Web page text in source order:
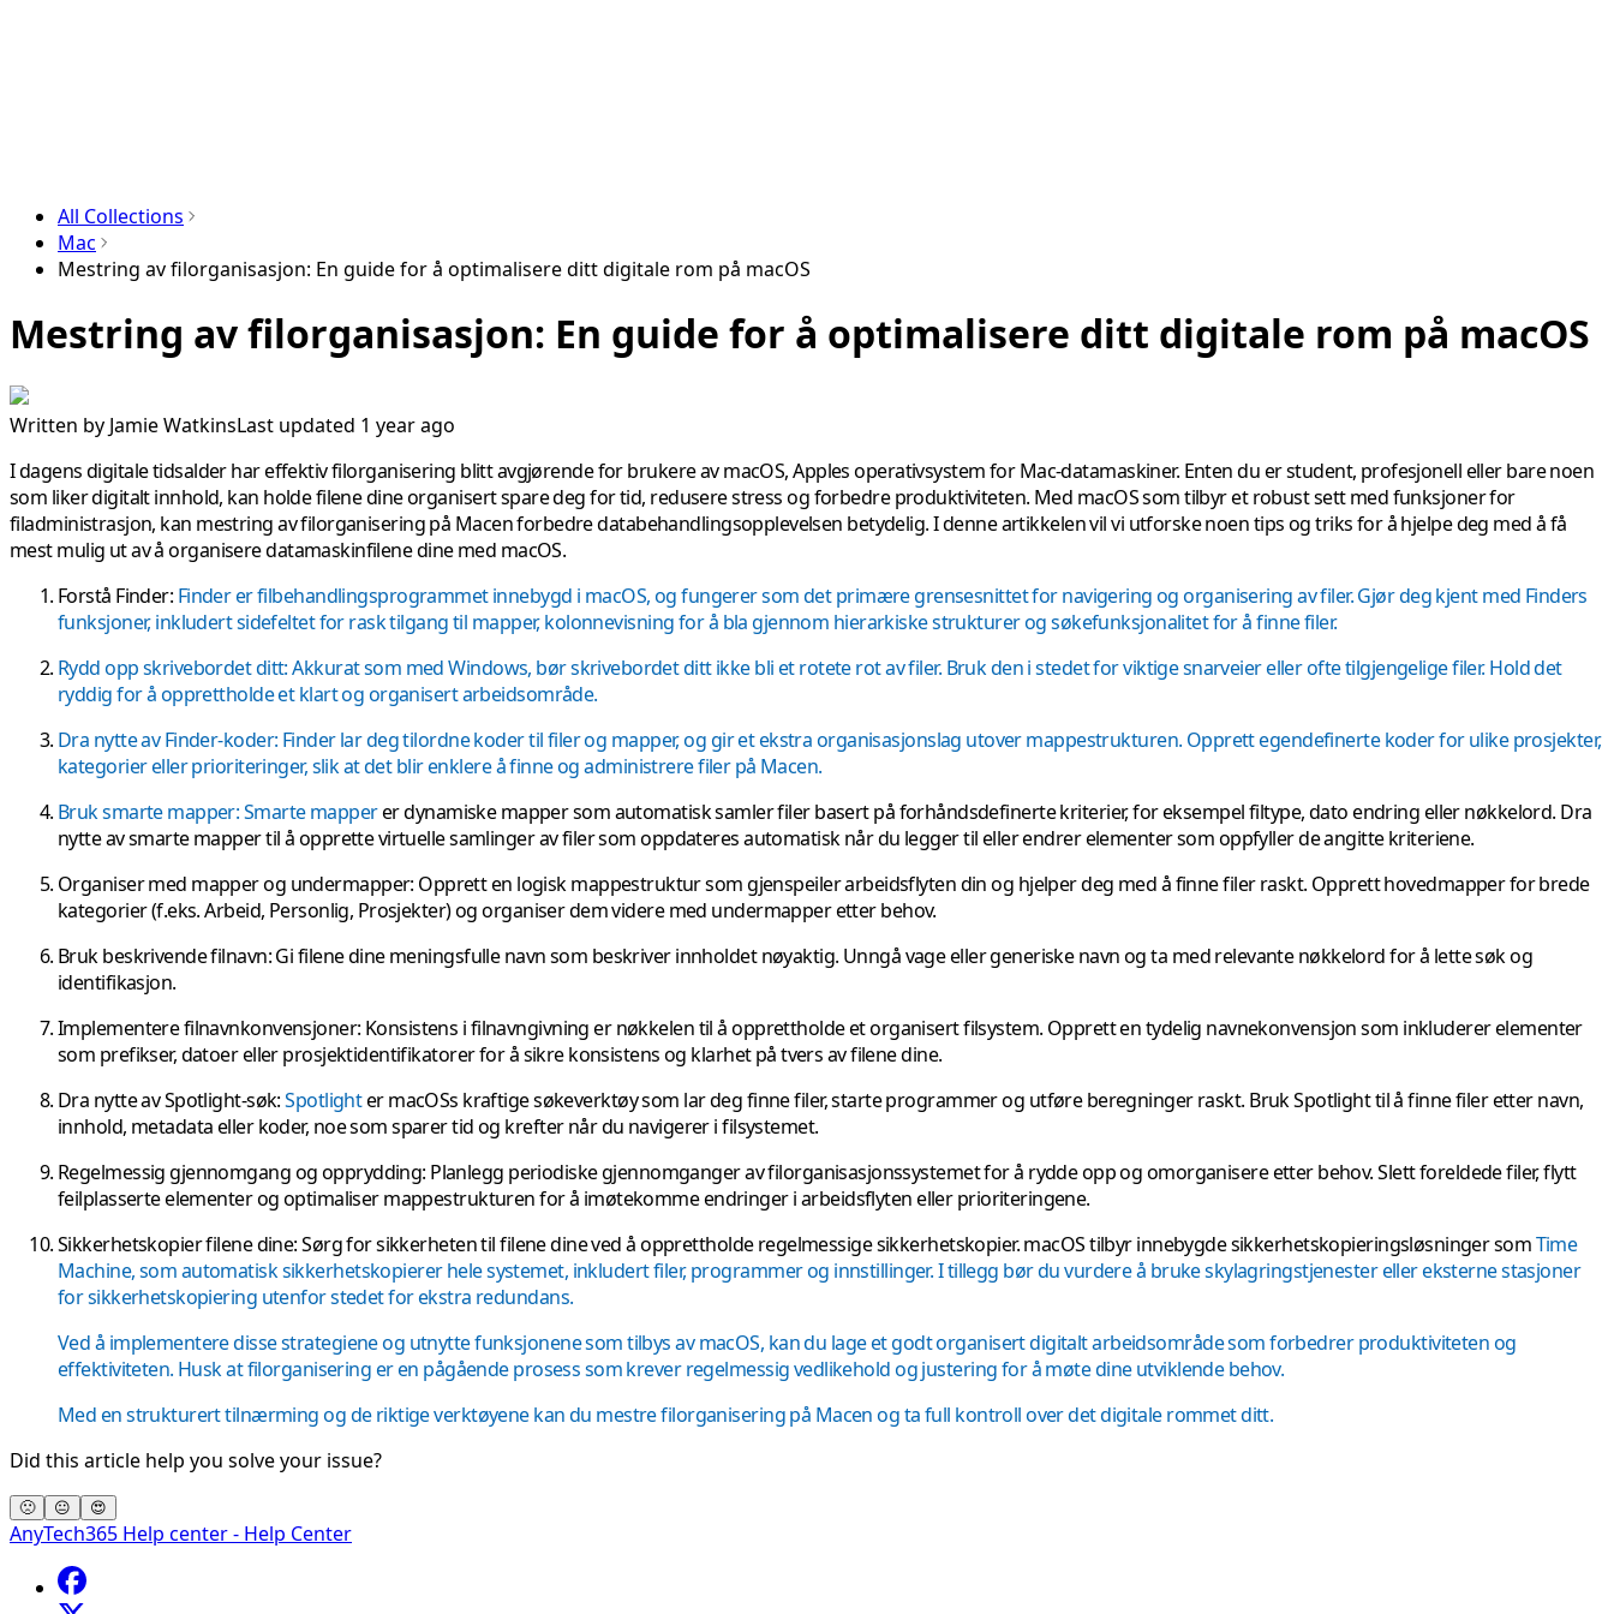
All Collections
Mac
Mestring av filorganisasjon: En guide for å optimalisere ditt digitale rom på macOS
Mestring av filorganisasjon: En guide for å optimalisere ditt digitale rom på macOS
Written by Jamie WatkinsLast updated 1 year ago
I dagens digitale tidsalder har effektiv filorganisering blitt avgjørende for brukere av macOS, Apples operativsystem for Mac-datamaskiner. Enten du er student, profesjonell eller bare noen
som liker digitalt innhold, kan holde filene dine organisert spare deg for tid, redusere stress og forbedre produktiviteten. Med macOS som tilbyr et robust sett med funksjoner for
filadministrasjon, kan mestring av filorganisering på Macen forbedre databehandlingsopplevelsen betydelig. I denne artikkelen vil vi utforske noen tips og triks for å hjelpe deg med å få
mest mulig ut av å organisere datamaskinfilene dine med macOS.
Forstå Finder: Finder er filbehandlingsprogrammet innebygd i macOS, og fungerer som det primære grensesnittet for navigering og organisering av filer. Gjør deg kjent med Finders
funksjoner, inkludert sidefeltet for rask tilgang til mapper, kolonnevisning for å bla gjennom hierarkiske strukturer og søkefunksjonalitet for å finne filer.
Rydd opp skrivebordet ditt: Akkurat som med Windows, bør skrivebordet ditt ikke bli et rotete rot av filer. Bruk den i stedet for viktige snarveier eller ofte tilgjengelige filer. Hold det
ryddig for å opprettholde et klart og organisert arbeidsområde.
Dra nytte av Finder-koder: Finder lar deg tilordne koder til filer og mapper, og gir et ekstra organisasjonslag utover mappestrukturen. Opprett egendefinerte koder for ulike prosjekter,
kategorier eller prioriteringer, slik at det blir enklere å finne og administrere filer på Macen.
Bruk smarte mapper:Smarte mapperer dynamiske mapper som automatisk samler filer basert på forhåndsdefinerte kriterier, for eksempel filtype, dato endring eller nøkkelord. Dra
nytte av smarte mapper til å opprette virtuelle samlinger av filer som oppdateres automatisk når du legger til eller endrer elementer som oppfyller de angitte kriteriene.
Organiser med mapper og undermapper: Opprett en logisk mappestruktur som gjenspeiler arbeidsflyten din og hjelper deg med å finne filer raskt. Opprett hovedmapper for brede
kategorier (f.eks. Arbeid, Personlig, Prosjekter) og organiser dem videre med undermapper etter behov.
Bruk beskrivende filnavn: Gi filene dine meningsfulle navn som beskriver innholdet nøyaktig. Unngå vage eller generiske navn og ta med relevante nøkkelord for å lette søk og
identifikasjon.
Implementere filnavnkonvensjoner: Konsistens i filnavngivning er nøkkelen til å opprettholde et organisert filsystem. Opprett en tydelig navnekonvensjon som inkluderer elementer
som prefikser, datoer eller prosjektidentifikatorer for å sikre konsistens og klarhet på tvers av filene dine.
Dra nytte av Spotlight-søk:Spotlighter macOSs kraftige søkeverktøy som lar deg finne filer, starte programmer og utføre beregninger raskt. Bruk Spotlight til å finne filer etter navn,
innhold, metadata eller koder, noe som sparer tid og krefter når du navigerer i filsystemet.
Regelmessig gjennomgang og opprydding: Planlegg periodiske gjennomganger av filorganisasjonssystemet for å rydde opp og omorganisere etter behov. Slett foreldede filer, flytt
feilplasserte elementer og optimaliser mappestrukturen for å imøtekomme endringer i arbeidsflyten eller prioriteringene.
Sikkerhetskopier filene dine: Sørg for sikkerheten til filene dine ved å opprettholde regelmessige sikkerhetskopier. macOS tilbyr innebygde sikkerhetskopieringsløsninger somTime
Machine, som automatisk sikkerhetskopierer hele systemet, inkludert filer, programmer og innstillinger. I tillegg bør du vurdere å bruke skylagringstjenester eller eksterne stasjoner
for sikkerhetskopiering utenfor stedet for ekstra redundans.
Ved å implementere disse strategiene og utnytte funksjonene som tilbys av macOS, kan du lage et godt organisert digitalt arbeidsområde som forbedrer produktiviteten og
effektiviteten. Husk at filorganisering er en pågående prosess som krever regelmessig vedlikehold og justering for å møte dine utviklende behov.
Med en strukturert tilnærming og de riktige verktøyene kan du mestre filorganisering på Macen og ta full kontroll over det digitale rommet ditt.
Did this article help you solve your issue?
🙁 😐 😍
AnyTech365 Help center - Help Center